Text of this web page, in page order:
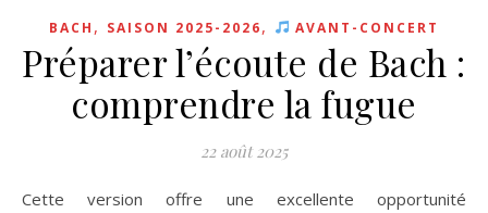
BACH , SAISON 2025-2026, AVANT-CONCERT
Préparer l’écoute de Bach :
comprendre la fugue
22 août 2025
Cette version offre une excellente opportunité